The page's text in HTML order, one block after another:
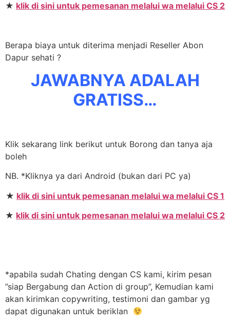
★ klik di sini untuk pemesanan melalui wa melalui CS 2
Berapa biaya untuk diterima menjadi Reseller Abon
Dapur sehati ?
JAWABNYA ADALAH
GRATISS…
Klik sekarang link berikut untuk Borong dan tanya aja
boleh
NB. *Kliknya ya dari Android (bukan dari PC ya)
★ klik di sini untuk pemesanan melalui wa melalui CS 1
★ klik di sini untuk pemesanan melalui wa melalui CS 2
*apabila sudah Chating dengan CS kami, kirim pesan
”siap Bergabung dan Action di group”, Kemudian kami
akan kirimkan copywriting, testimoni dan gambar yg
dapat digunakan untuk beriklan